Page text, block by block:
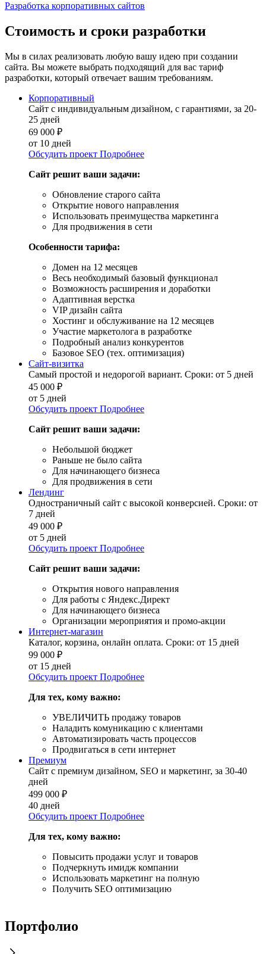
Разработка корпоративных сайтов
Стоимость и сроки разработки
Мы в силах реализовать любую вашу идею при создании
сайта. Вы можете выбрать подходящий для вас тариф
разработки, который отвечает вашим требованиям.
Корпоративный
Сайт с индивидуальным дизайном, с гарантиями, за 20-
25 дней
69 000 ₽
от 10 дней
Обсудить проект Подробнее
Сайт решит ваши задачи:
Обновление старого сайта
Открытие нового направления
Использовать преимущества маркетинга
Для продвижения в сети
Особенности тарифа:
Домен на 12 месяцев
Весь необходимый базовый функционал
Возможность расширения и доработки
Адаптивная верстка
VIP дизайн сайта
Хостинг и обслуживание на 12 месяцев
Участие маркетолога в разработке
Подробный анализ конкурентов
Базовое SEO (тех. оптимизация)
Сайт-визитка
Самый простой и недорогой вариант. Сроки: от 5 дней
45 000 ₽
от 5 дней
Обсудить проект Подробнее
Сайт решит ваши задачи:
Небольшой бюджет
Раньше не было сайта
Для начинающего бизнеса
Для продвижения в сети
Лендинг
Одностраничный сайт с высокой конверсией. Сроки: от
7 дней
49 000 ₽
от 5 дней
Обсудить проект Подробнее
Сайт решит ваши задачи:
Открытия нового направления
Для работы с Яндекс.Директ
Для начинающего бизнеса
Организации мероприятия и промо-акции
Интернет-магазин
Каталог, корзина, онлайн оплата. Сроки: от 15 дней
99 000 ₽
от 15 дней
Обсудить проект Подробнее
Для тех, кому важно:
УВЕЛИЧИТЬ продажу товаров
Наладить комуникацию с клиентами
Автоматизировать часть процессов
Продвигаться в сети интернет
Премиум
Сайт с премиум дизайном, SEO и маркетинг, за 30-40
дней
499 000 ₽
40 дней
Обсудить проект Подробнее
Для тех, кому важно:
Повысить продажи услуг и товаров
Подчеркнуть имидж компании
Использовать маркетинг на полную
Получить SEO оптимизацию
Портфолио